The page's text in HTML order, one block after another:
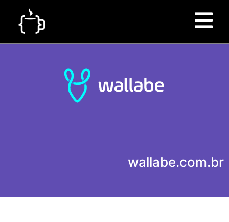
wallabe.com.br